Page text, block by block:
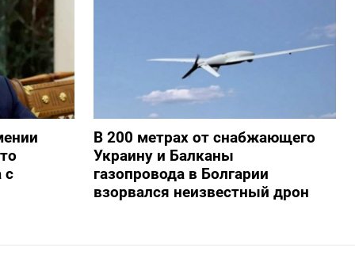
с
В 200 метрах от снабжающего
Украину и Балканы
газопровода в Болгарии
взорвался неизвестный дрон